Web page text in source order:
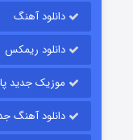
دانلود آهنگ
دانلود ریمکس
موزیک جدید
دانلود آهنگ